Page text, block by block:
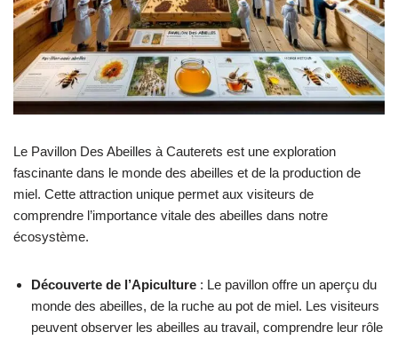
Le Pavillon Des Abeilles à Cauterets est une exploration
fascinante dans le monde des abeilles et de la production de
miel. Cette attraction unique permet aux visiteurs de
comprendre l’importance vitale des abeilles dans notre
écosystème.
Découverte de l’Apiculture : Le pavillon offre un aperçu du
monde des abeilles, de la ruche au pot de miel. Les visiteurs
peuvent observer les abeilles au travail, comprendre leur rôle